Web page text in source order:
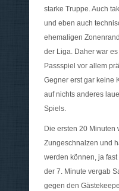
starke Truppe. Auch
und eben auch
ehemaligen
der Liga. Daher war
Passspiel vor allem
Gegner erst gar keine
auf nichts anderes
Spiels.
Die ersten 20 Minuten
Zungeschnalzen und
werden können, ja
der 7. Minute vergab
gegen den